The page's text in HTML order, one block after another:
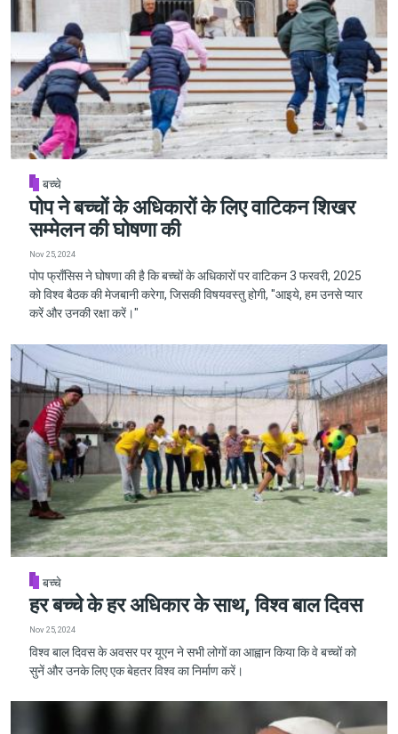
बच्चे
पोप ने बच्चों के अधिकारों के लिए वाटिकन शिखर
सम्मेलन की घोषणा की
Nov 25, 2024
पोप फ्राँसिस ने घोषणा की है कि बच्चों के अधिकारों पर वाटिकन 3 फरवरी, 2025
को विश्व बैठक की मेजबानी करेगा, जिसकी विषयवस्तु होगी, "आइये, हम उनसे प्यार
करें और उनकी रक्षा करें।"
बच्चे
हर बच्चे के हर अधिकार के साथ, विश्व बाल दिवस
Nov 25, 2024
विश्व बाल दिवस के अवसर पर यूएन ने सभी लोगों का आह्वान किया कि वे बच्चों को
सुनें और उनके लिए एक बेहतर विश्व का निर्माण करें।